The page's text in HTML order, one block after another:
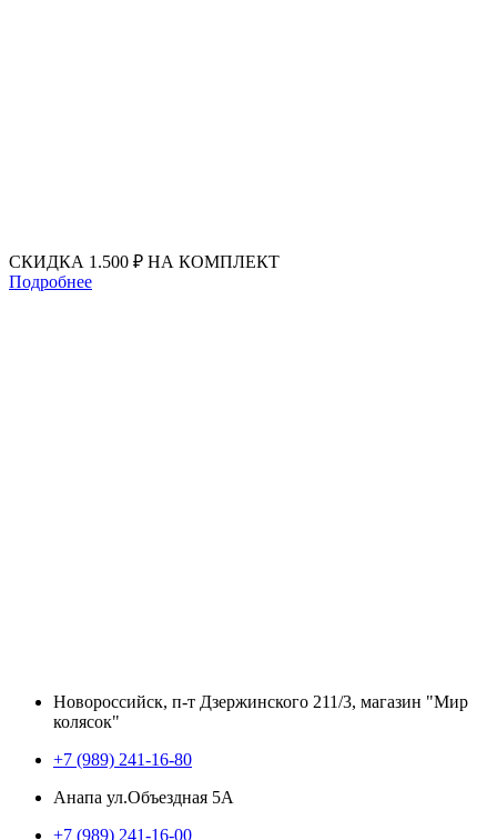
СКИДКА 1.500 ₽ НА КОМПЛЕКТ
Подробнее
Новороссийск, п-т Дзержинского 211/3, магазин "Мир
колясок"
+7 (989) 241-16-80
Анапа ул.Объездная 5А
+7 (989) 241-16-00